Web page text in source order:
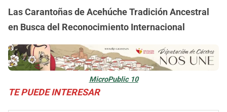
Las Carantoñas de Acehúche Tradición Ancestral
en Busca del Reconocimiento Internacional
MicroPublic 10
TE PUEDE INTERESAR